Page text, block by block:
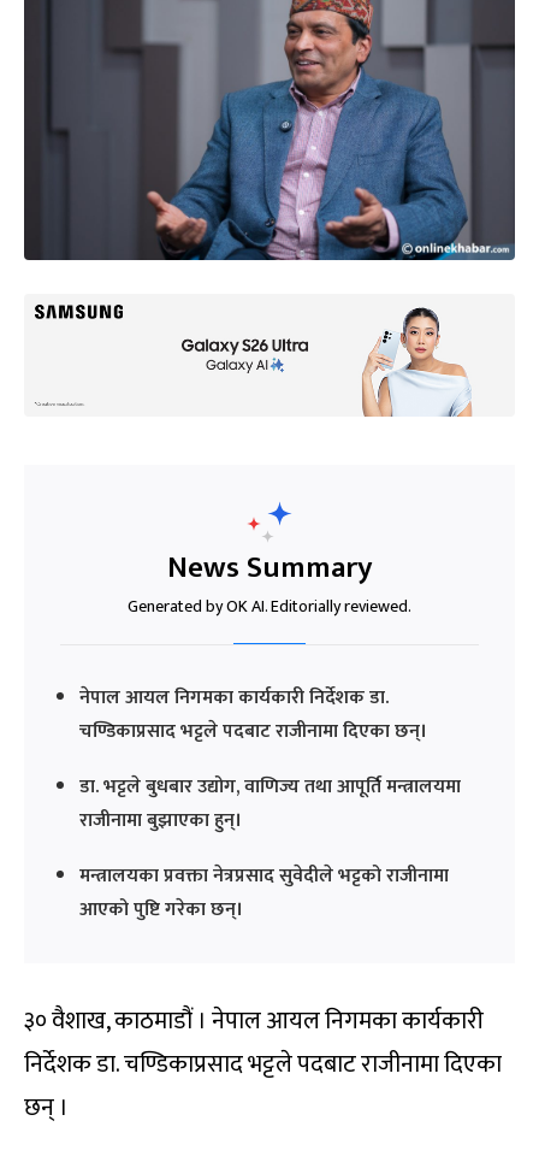
News Summary
Generated by OK AI. Editorially reviewed.
नेपाल आयल निगमका कार्यकारी निर्देशक डा.
चण्डिकाप्रसाद भट्टले पदबाट राजीनामा दिएका छन्।
डा. भट्टले बुधबार उद्योग, वाणिज्य तथा आपूर्ति मन्त्रालयमा
राजीनामा बुझाएका हुन्।
मन्त्रालयका प्रवक्ता नेत्रप्रसाद सुवेदीले भट्टको राजीनामा
आएको पुष्टि गरेका छन्।
३० वैशाख, काठमाडौं । नेपाल आयल निगमका कार्यकारी
निर्देशक डा. चण्डिकाप्रसाद भट्टले पदबाट राजीनामा दिएका
छन् ।